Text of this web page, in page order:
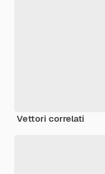
Vettori correlati